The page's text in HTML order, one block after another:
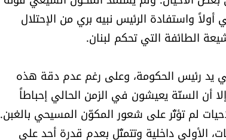
واستفادة الرئيس نبيه بري من الإحتلال
الطائفة التي تحكم لبنان.
يد رئيس الحكومة، وعلى رغم عدم دقة هذه
أن السنّة يعيشون في الزمن الحالي إحباطاً
لم تؤثّر على شعور المكوّن المسيحي بالغبن.
الأولى داخلية وتتمثّل بعدم قدرة أحد على